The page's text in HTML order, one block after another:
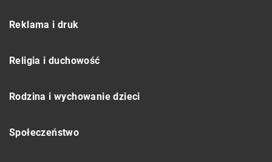
Reklama i druk
Religia i duchowość
Rodzina i wychowanie dzieci
Społeczeństwo